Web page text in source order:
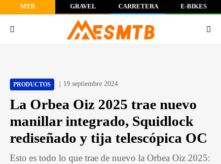
MTB GRAVEL CARRETERA E-BIKES
PRODUCTOS 19 septiembre 2024
La Orbea Oiz 2025 trae nuevo
manillar integrado, Squidlock
rediseñado y tija telescópica OC
Esto es todo lo que trae de nuevo la Orbea Oiz 2025: